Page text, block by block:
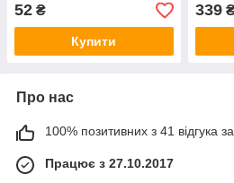
52 ₴
Купити
339
Про нас
100% позитивних з 41 відгука за
Працює з 27.10.2017